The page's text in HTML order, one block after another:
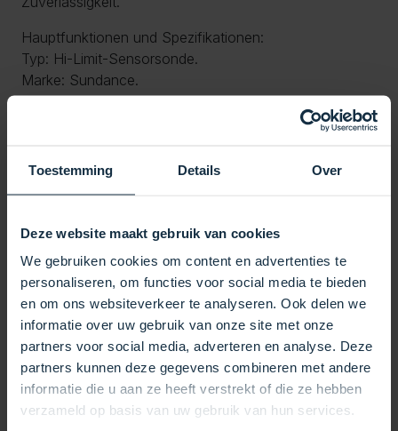
Toestemming Details Over
Deze website maakt gebruik van cookies
We gebruiken cookies om content en advertenties te
personaliseren, om functies voor social media te bieden
en om ons websiteverkeer te analyseren. Ook delen we
informatie over uw gebruik van onze site met onze
partners voor social media, adverteren en analyse. Deze
partners kunnen deze gegevens combineren met andere
informatie die u aan ze heeft verstrekt of die ze hebben
verzameld op basis van uw gebruik van hun services.
Hauptfunktionen und Spezifikationen:
Typ: Hi-Limit-Sensorsonde.
Marke: Sundance.
Abmessungen:
Anschluss:
Kompatibilität:
Modelle: Maxxus, Cameo, Optima, Alimar, Marin und
Capri.
Vorteile:
Optimaler Schutz: Schützt vor Überhitzung und
verlängert die Lebensdauer Ihres Whirlpools.
Benutzerfreundliches Design: Einfach zu montieren
und anzuschließen.
Vielseitig einsetzbar: Speziell entwickelt für Sundance-